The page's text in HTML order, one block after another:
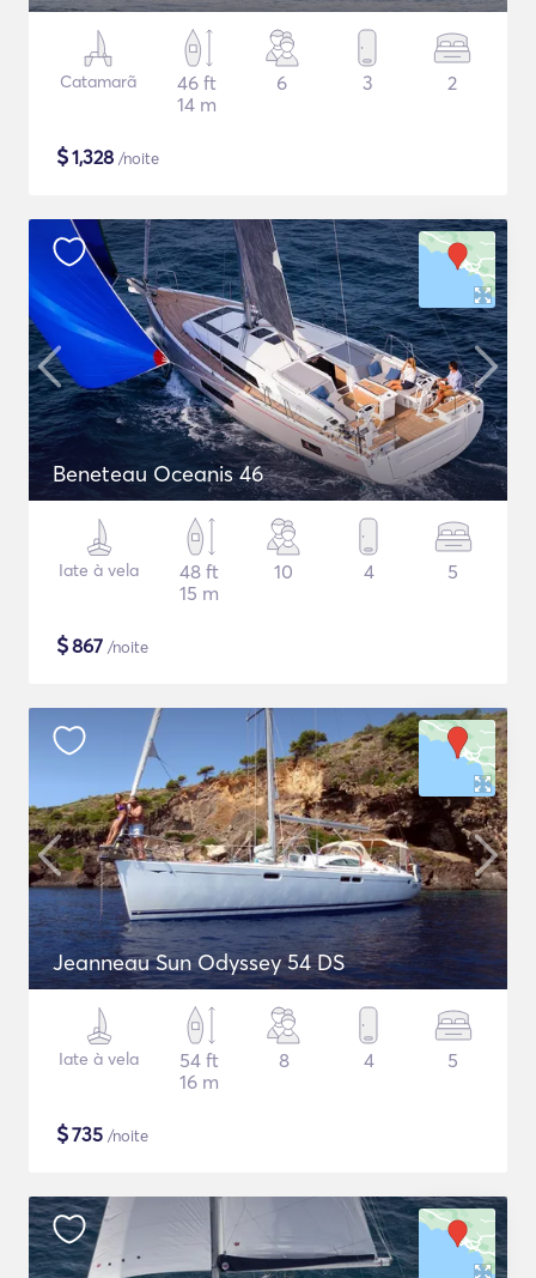
Catamarã
46 ft
14 m
6 3 2
$1,328 /noite
Beneteau Oceanis 46
Iate à vela
48 ft
15 m
10 4 5
$867 /noite
Jeanneau Sun Odyssey 54 DS
Iate à vela
54 ft
16 m
8 4 5
$735 /noite